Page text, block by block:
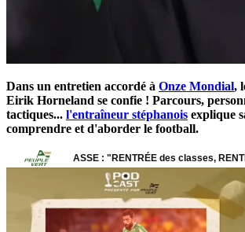
Dans un entretien accordé à Onze Mondial,
Eirik Horneland se confie ! Parcours,
tactiques... l'entraîneur stéphanois explique
comprendre et d'aborder le football.